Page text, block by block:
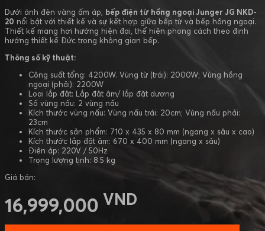
Dưới ánh đèn vàng ấm áp, bếp điện từ hồng ngoại Junger JG NKD-
20 nổi bật với thiết kế và sự kết hợp giữa bếp từ và bếp hồng ngoại.
Thiết kế mang hơi hướng hiện đại, thể hiện phong cách theo định
hướng thiết kế Đức trong không gian bếp.
Thông số kỹ thuật:
Công suất tổng: 4200W. Vùng từ (trái): 2000W; Vùng hồng
ngoại (phải): 2200W
Loại lắp đặt: Lắp đặt âm/ lắp đặt dương
Số vùng nấu: 2 vùng nấu
Kích thước vùng nấu: Vùng nấu trái: 20cm; Vùng nấu phải:
23cm
Kích thước sản phẩm: 710 x 435 x 80 mm (ngang x sâu x cao)
Kích thước lắp đặt âm: 670 x 400 mm (ngang x sâu)
Điện áp: 220V / 50Hz
Trọng lượng tịnh: 8.5 kg
Giá bán:
16,999,000 VND